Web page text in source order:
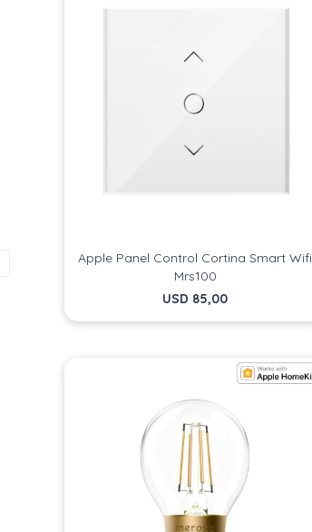
Apple Panel Control Cortina Smart Wifi
Mrs100
USD 85,00